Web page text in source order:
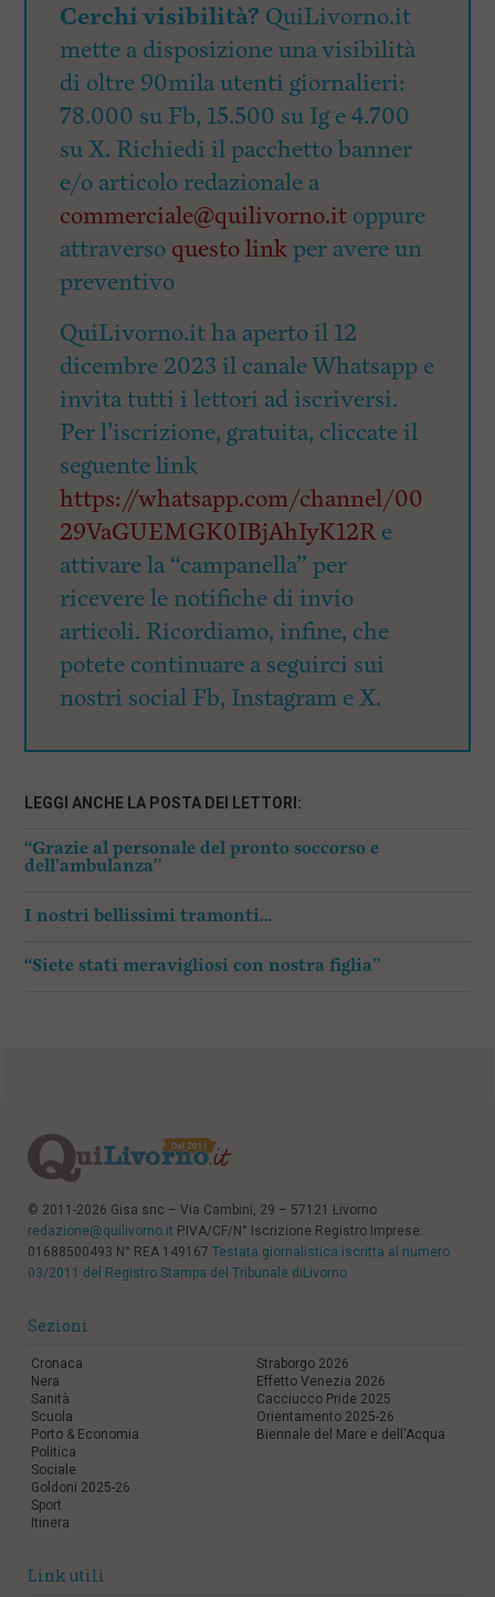
Cerchi visibilità? QuiLivorno.it
mette a disposizione una visibilità
di oltre 90mila utenti giornalieri:
78.000 su Fb, 15.500 su Ig e 4.700
su X. Richiedi il pacchetto banner
e/o articolo redazionale a
commerciale@quilivorno.it oppure
attraverso questo linkper avere un
preventivo
QuiLivorno.it ha aperto il 12
dicembre 2023 il canale Whatsapp e
invita tutti i lettori ad iscriversi.
Per l’iscrizione, gratuita, cliccate il
seguente link
https://whatsapp.com/channel/00
29VaGUEMGK0IBjAhIyK12Re
attivare la “campanella” per
ricevere le notifiche di invio
articoli. Ricordiamo, infine, che
potete continuare a seguirci sui
nostri social Fb, Instagram e X.
LEGGI ANCHE LA POSTA DEI LETTORI:
“Grazie al personale del pronto soccorso e
dell’ambulanza”
I nostri bellissimi tramonti…
“Siete stati meravigliosi con nostra figlia”
© 2011-2026 Gisa snc – Via Cambini, 29 – 57121 Livorno
redazione@quilivorno.it P.IVA/CF/N° Iscrizione Registro Imprese:
01688500493 N° REA 149167 Testata giornalistica iscritta al numero
03/2011 del Registro Stampa del Tribunale diLivorno
Sezioni
Cronaca
Nera
Sanità
Scuola
Porto & Economia
Politica
Sociale
Goldoni 2025-26
Sport
Itinera
Straborgo 2026
Effetto Venezia 2026
Cacciucco Pride 2025
Orientamento 2025-26
Biennale del Mare e dell'Acqua
Link utili